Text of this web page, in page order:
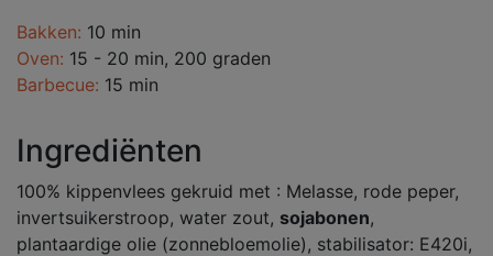
Bakken: 10 min
Oven: 15 - 20 min, 200 graden
Barbecue: 15 min
Ingrediënten
100% kippenvlees gekruid met : Melasse, rode peper,
invertsuikerstroop, water zout, sojabonen,
plantaardige olie (zonnebloemolie), stabilisator: E420i,